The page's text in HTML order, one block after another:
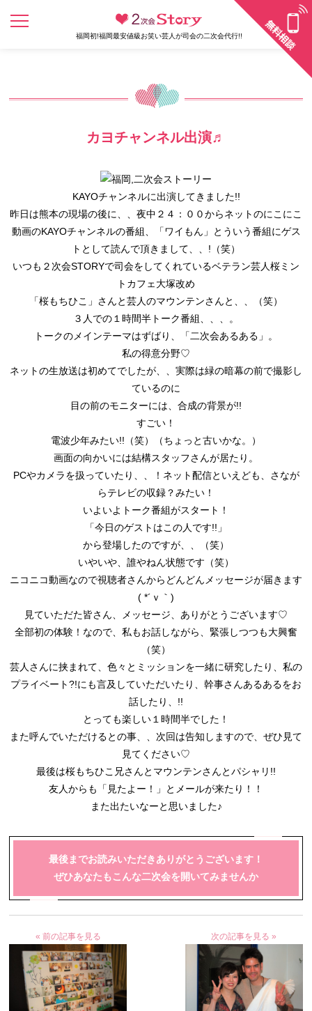
福岡初!福岡最安値級お笑い芸人が司会の二次会代行!!
カヨチャンネル出演♬
KAYOチャンネルに出演してきました!!
昨日は熊本の現場の後に、、夜中２４：００からネットのにこにこ
動画のKAYOチャンネルの番組、「ワイもん」とういう番組にゲス
トとして読んで頂きまして、、!（笑）
いつも２次会STORYで司会をしてくれているベテラン芸人桜ミン
トカフェ大塚改め
「桜もちひこ」さんと芸人のマウンテンさんと、、（笑）
３人での１時間半トーク番組、、、。
トークのメインテーマはずばり、「二次会あるある」。
私の得意分野♡
ネットの生放送は初めてでしたが、、実際は緑の暗幕の前で撮影し
ているのに
目の前のモニターには、合成の背景が!!
すごい！
電波少年みたい!!（笑）（ちょっと古いかな。）
画面の向かいには結構スタッフさんが居たり。
PCやカメラを扱っていたり、、！ネット配信といえども、さなが
らテレビの収録？みたい！
いよいよトーク番組がスタート！
「今日のゲストはこの人です!!」
から登場したのですが、、（笑）
いやいや、誰やねん状態です（笑）
ニコニコ動画なので視聴者さんからどんどんメッセージが届きます
( *´ｖ｀)
見ていただた皆さん、メッセージ、ありがとうございます♡
全部初の体験！なので、私もお話しながら、緊張しつつも大興奮
（笑）
芸人さんに挟まれて、色々とミッションを一緒に研究したり、私の
プライベート?!にも言及していただいたり、幹事さんあるあるをお
話したり、!!
とっても楽しい１時間半でした！
また呼んでいただけるとの事、、次回は告知しますので、ぜひ見て
見てください♡
最後は桜もちひこ兄さんとマウンテンさんとパシャリ!!
友人からも「見たよー！」とメールが来たり！！
また出たいなーと思いました♪
最後までお読みいただきありがとうございます！
ぜひあなたもこんな二次会を開いてみませんか
« 前の記事を見る 次の記事を見る »